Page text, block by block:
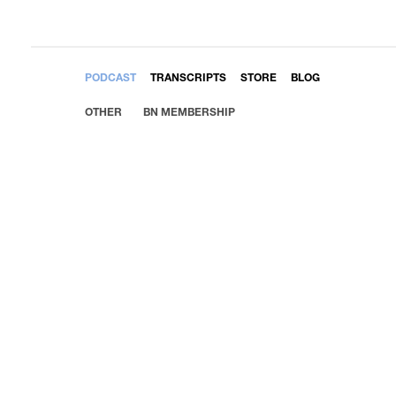
PODCAST TRANSCRIPTS STORE BLOG
OTHER BN MEMBERSHIP